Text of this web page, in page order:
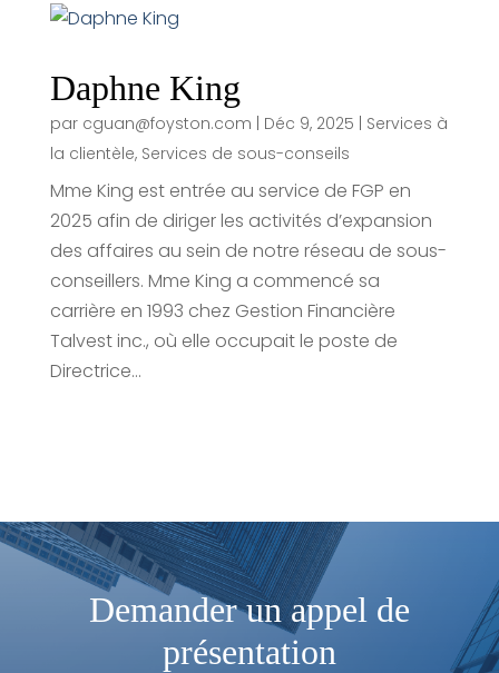
Daphne King
par cguan@foyston.com Déc 9, 2025
Services à
la clientèle, Services de sous-conseils
Mme King est entrée au service de FGP en
2025 afin de diriger les activités d’expansion
des affaires au sein de notre réseau de sous-
conseillers. Mme King a commencé sa
carrière en 1993 chez Gestion Financière
Talvest inc., où elle occupait le poste de
Directrice...
Demander un appel de
présentation